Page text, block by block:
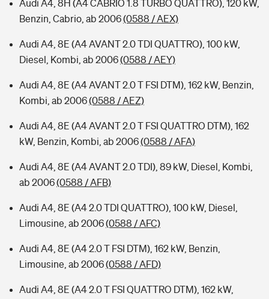
Audi A4, 8H (A4 CABRIO 1.8 TURBO QUATTRO), 120 kW,
Benzin, Cabrio, ab 2006(0588 / AEX)
Audi A4, 8E (A4 AVANT 2.0 TDI QUATTRO), 100 kW,
Diesel, Kombi, ab 2006(0588 / AEY)
Audi A4, 8E (A4 AVANT 2.0 T FSI DTM), 162 kW, Benzin,
Kombi, ab 2006(0588 / AEZ)
Audi A4, 8E (A4 AVANT 2.0 T FSI QUATTRO DTM), 162
kW, Benzin, Kombi, ab 2006(0588 / AFA)
Audi A4, 8E (A4 AVANT 2.0 TDI), 89 kW, Diesel, Kombi,
ab 2006(0588 / AFB)
Audi A4, 8E (A4 2.0 TDI QUATTRO), 100 kW, Diesel,
Limousine, ab 2006(0588 / AFC)
Audi A4, 8E (A4 2.0 T FSI DTM), 162 kW, Benzin,
Limousine, ab 2006(0588 / AFD)
Audi A4, 8E (A4 2.0 T FSI QUATTRO DTM), 162 kW,